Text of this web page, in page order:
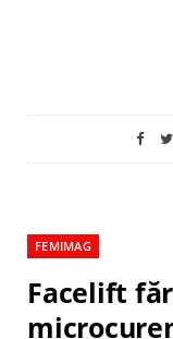
FEMIMAG
Facelift